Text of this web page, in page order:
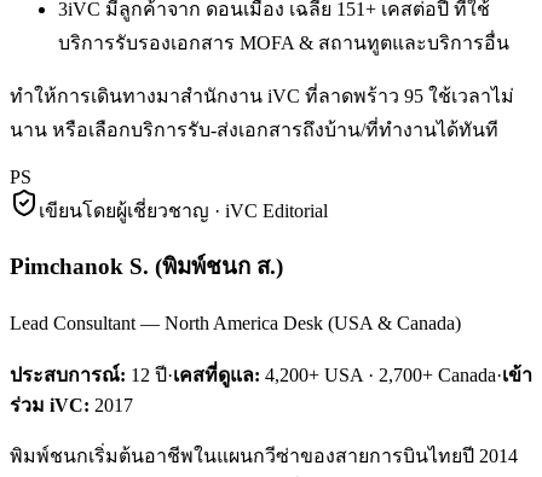
3iVC มีลูกค้าจาก ดอนเมือง เฉลี่ย 151+ เคสต่อปี ที่ใช้
บริการรับรองเอกสาร MOFA & สถานทูตและบริการอื่น
ทำให้การเดินทางมาสำนักงาน iVC ที่ลาดพร้าว 95 ใช้เวลาไม่
นาน หรือเลือกบริการรับ-ส่งเอกสารถึงบ้าน/ที่ทำงานได้ทันที
PS
เขียนโดยผู้เชี่ยวชาญ · iVC Editorial
Pimchanok S. (พิมพ์ชนก ส.)
Lead Consultant — North America Desk (USA & Canada)
ประสบการณ์: 12 ปี·เคสที่ดูแล: 4,200+ USA · 2,700+ Canada·เข้า
ร่วม iVC: 2017
พิมพ์ชนกเริ่มต้นอาชีพในแผนกวีซ่าของสายการบินไทยปี 2014